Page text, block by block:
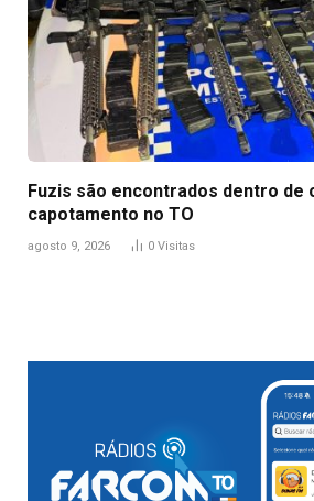
Fuzis são encontrados dentro de
capotamento no TO
agosto 9, 2026 0 Visitas